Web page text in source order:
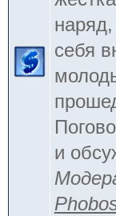
себя
и